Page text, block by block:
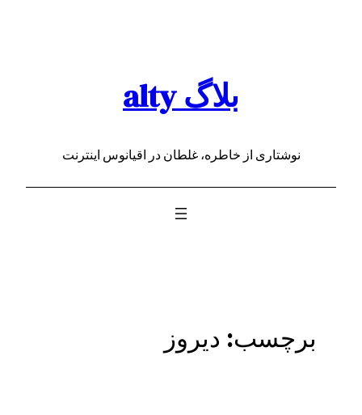
بلاگ alty
نوشتاری از خاطره، غلطان در اقیانوس اینترنت
برچسب: دیروز